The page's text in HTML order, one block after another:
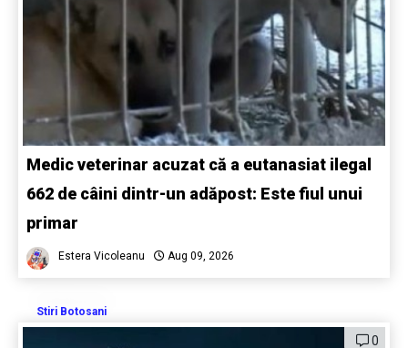
Medic veterinar acuzat că a eutanasiat ilegal
662 de câini dintr-un adăpost: Este fiul unui
primar
Estera Vicoleanu Aug 09, 2026
Stiri Botosani
0